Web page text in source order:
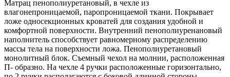
Матрац пенополиуретановый, в чехле из
влагонепроницаемой, паропроницаемой ткани. Покрывает
ложе односекционных кроватей для создания удобной и
комфортной поверхности. Внутренний пенополиуренановый
наполнитель способствует равномерному распределению
массы тела на поверхности ложа. Пенополиуретановый
монолитный блок. Съемный чехол на молнии, расположенная
П- образно. На чехле 4 ручки расположенные горизонтально,